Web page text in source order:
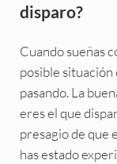
disparo?
Cuando sueñas
posible
pasando. La
eres el que
presagio de que
has estado